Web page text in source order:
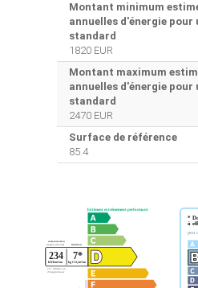
Montant minimum
annuelles d'énergie pour
standard
1820 EUR
Montant maximum
annuelles d'énergie pour
standard
2470 EUR
Surface de référence
85.4